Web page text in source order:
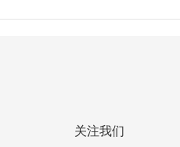
关注我们